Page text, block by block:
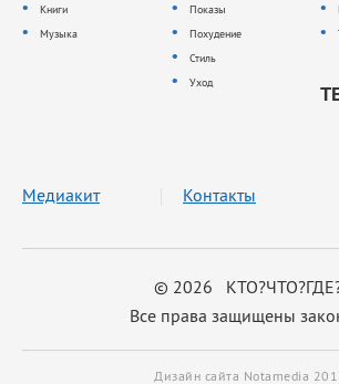
Книги
Музыка
Показы
Похудение
Стиль
Уход
© 2026
Все права защищены
Медиакит Контакты
Дизайн сайта Notamedia